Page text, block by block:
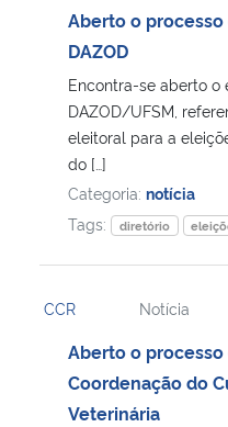
Aberto o
DAZOD
Encontra-se aberto
DAZOD/UFSM,
eleitoral para a
do […]
Categoria: notícia
Tags:
diretório
CCR Notícia
Aberto o
Coordenação do
Veterinária